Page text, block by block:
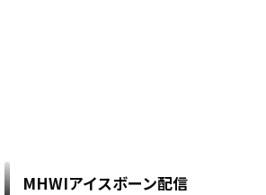
MHWIアイスボーン配信